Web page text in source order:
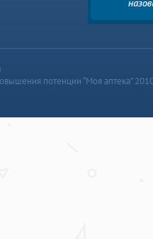
потенции “Моя аптека”